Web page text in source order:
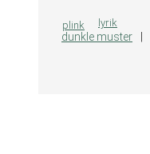
plink kategorien
lyrik
dunkle muster